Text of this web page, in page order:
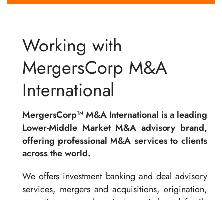
Working with
MergersCorp M&A
International
MergersCorp™ M&A International is a leading
Lower-Middle Market M&A advisory brand,
offering professional M&A services to clients
across the world.
We offers investment banking and deal advisory
services, mergers and acquisitions, origination,